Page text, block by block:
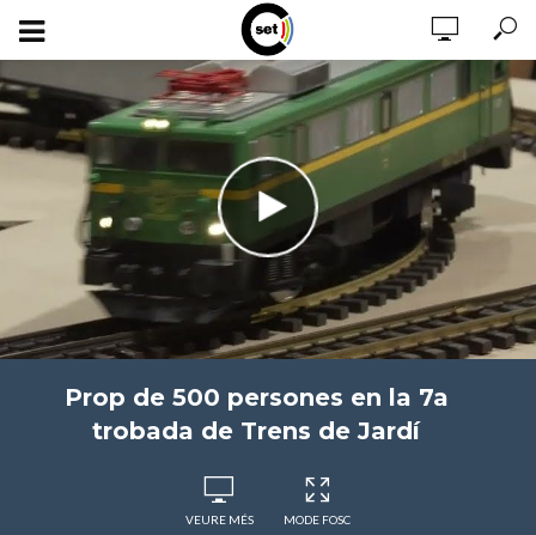
Prop de 500 persones en la 7a
trobada de Trens de Jardí
VEURE MÉS
MODE FOSC